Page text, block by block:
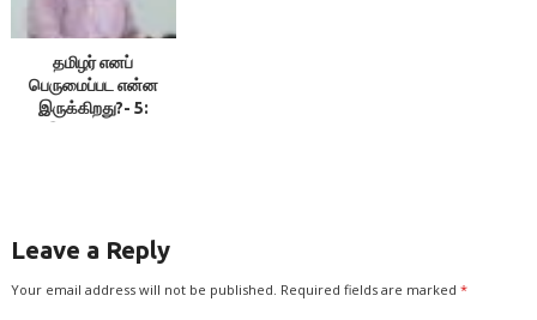
தமிழர் எனப்
பெருமைப்பட என்ன
இருக்கிறது?- 5:
Leave a Reply
Your email address will not be published. Required fields are marked *